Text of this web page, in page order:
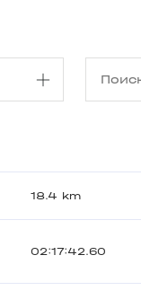
18.4 km
02:17:42.60